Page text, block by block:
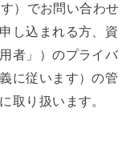
）でお問い合わせ
し込まれる方、資
者」）のプライバ
に従います）の管
取り扱います。